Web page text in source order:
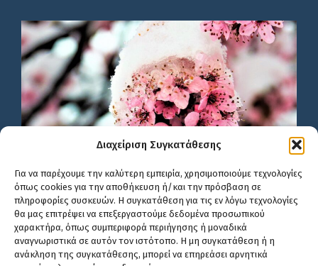
Διαχείριση Συγκατάθεσης
Για να παρέχουμε την καλύτερη εμπειρία, χρησιμοποιούμε τεχνολογίες
όπως cookies για την αποθήκευση ή/και την πρόσβαση σε
πληροφορίες συσκευών. Η συγκατάθεση για τις εν λόγω τεχνολογίες
θα μας επιτρέψει να επεξεργαστούμε δεδομένα προσωπικού
χαρακτήρα, όπως συμπεριφορά περιήγησης ή μοναδικά
αναγνωριστικά σε αυτόν τον ιστότοπο. Η μη συγκατάθεση ή η
ανάκληση της συγκατάθεσης, μπορεί να επηρεάσει αρνητικά